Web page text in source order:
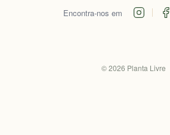
Encontra-nos em
©2026 Planta Livre